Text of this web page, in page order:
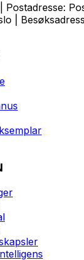
| Postadresse:
|